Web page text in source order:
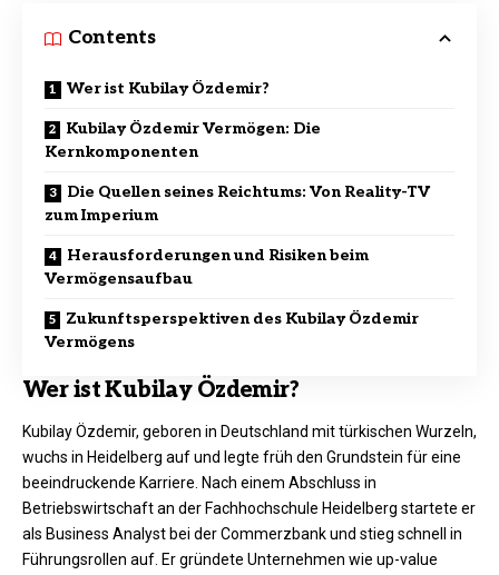
Contents
Wer ist Kubilay Özdemir?
Kubilay Özdemir Vermögen: Die
Kernkomponenten
Die Quellen seines Reichtums: Von Reality-TV
zum Imperium
Herausforderungen und Risiken beim
Vermögensaufbau
Zukunftsperspektiven des Kubilay Özdemir
Vermögens
Wer ist Kubilay Özdemir?
Kubilay Özdemir, geboren in Deutschland mit türkischen Wurzeln,
wuchs in Heidelberg auf und legte früh den Grundstein für eine
beeindruckende Karriere. Nach einem Abschluss in
Betriebswirtschaft an der Fachhochschule Heidelberg startete er
als Business Analyst bei der Commerzbank und stieg schnell in
Führungsrollen auf. Er gründete Unternehmen wie up-value